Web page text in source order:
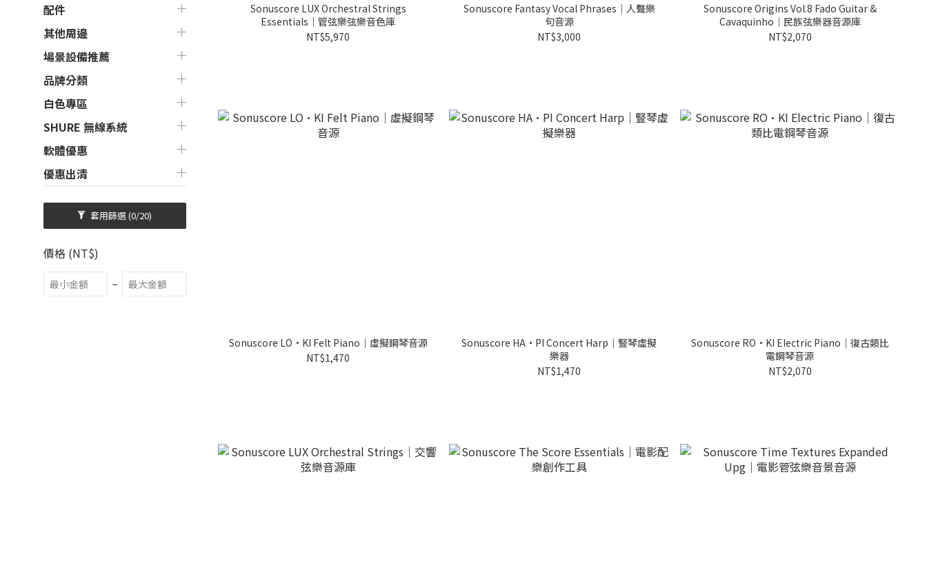
配件
其他周邊
場景設備推薦
品牌分類
白色專區
SHURE 無線系統
軟體優惠
優惠出清
套用篩選(0/20)
價格 (NT$)
~
Sonuscore LUX Orchestral Strings
Essentials｜管弦樂弦樂音色庫
NT$5,970
Sonuscore Fantasy Vocal Phrases｜人聲樂
句音源
NT$3,000
Sonuscore Origins Vol.8 Fado Guitar &
Cavaquinho｜民族弦樂器音源庫
NT$2,070
Sonuscore LO•KI Felt Piano｜虛擬鋼琴音源
NT$1,470
Sonuscore HA•PI Concert Harp｜豎琴虛擬
樂器
NT$1,470
Sonuscore RO•KI Electric Piano｜復古類比
電鋼琴音源
NT$2,070